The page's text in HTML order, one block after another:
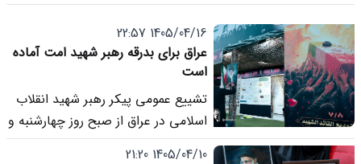
1405/04/16 22:57
عراق برای بدرقه رهبر شهید امت آماده
است
تشییع عمومی پیکر رهبر شهید انقلاب
اسلامی در عراق از صبح روز چهارشنبه و
از شهر مقدس نجف اشرف آغاز می
1405/04/10 21:20